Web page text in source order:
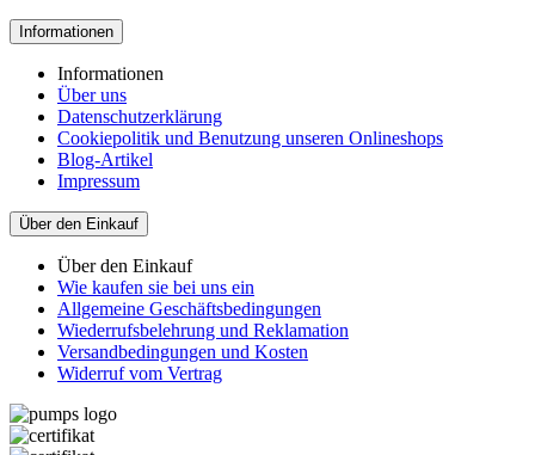
Informationen
Informationen
Über uns
Datenschutzerklärung
Cookiepolitik und Benutzung unseren Onlineshops
Blog-Artikel
Impressum
Über den Einkauf
Über den Einkauf
Wie kaufen sie bei uns ein
Allgemeine Geschäftsbedingungen
Wiederrufsbelehrung und Reklamation
Versandbedingungen und Kosten
Widerruf vom Vertrag